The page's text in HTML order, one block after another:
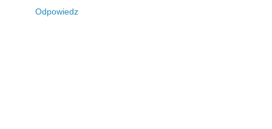
Odpowiedz